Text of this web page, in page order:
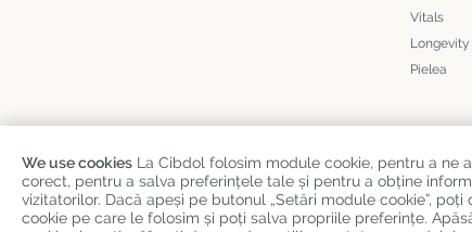
Vitals
Longevity
Pielea
We use cookies La Cibdol folosim module cookie, pentru a ne
corect, pentru a salva preferințele tale și pentru a obține
vizitatorilor. Dacă apeși pe butonul „Setări module cookie”,
cookie pe care le folosim și poți salva propriile preferințe.
Copyright©Cibdol Last updated 06-08-2026
Cibdol bv, Handelsweg 1a, 5492NL Sint-Oedenrode, the